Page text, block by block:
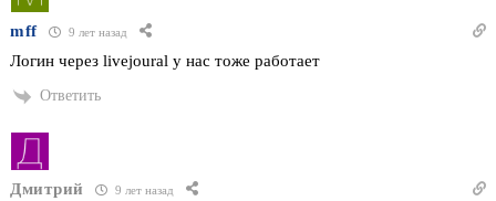
mff 9 лет назад
Логин через livejoural у нас тоже работает
Ответить
Дмитрий 9 лет назад